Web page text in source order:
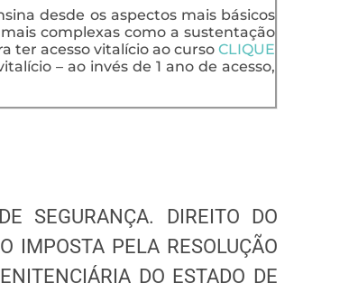
desde os aspectos mais básicos
complexas como a sustentação
ter acesso vitalício ao curso CLIQUE
– ao invés de 1 ano de acesso,
SEGURANÇA. DIREITO DO
IMPOSTA PELA RESOLUÇÃO
DO ESTADO DE